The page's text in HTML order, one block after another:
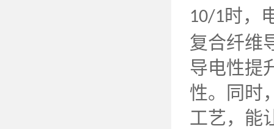
10/1时，
复合纤维
导电性提
性。同时
工艺，能